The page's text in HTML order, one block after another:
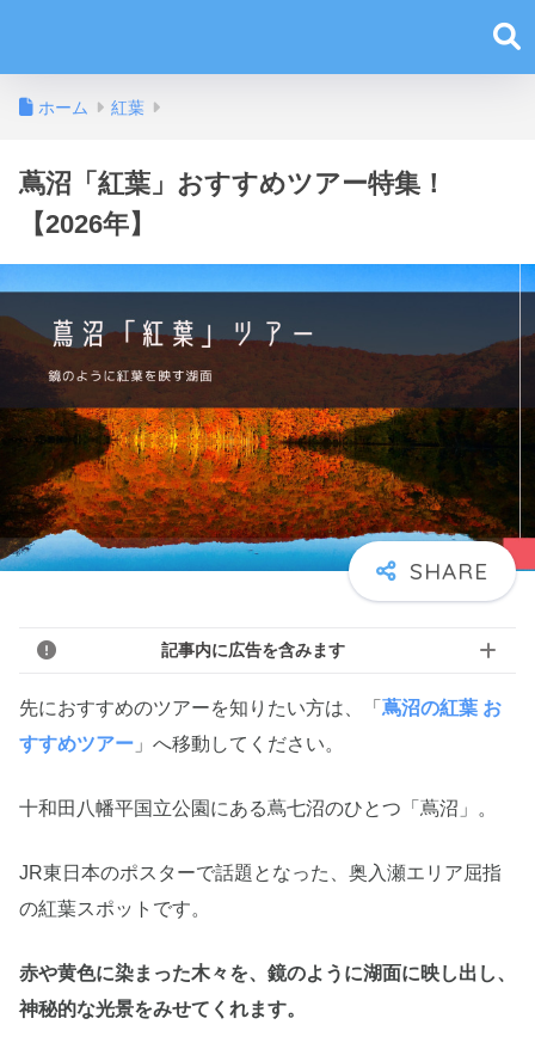
ホーム 紅葉
蔦沼「紅葉」おすすめツアー特集！
【2026年】
記事内に広告を含みます
先におすすめのツアーを知りたい方は、「 蔦沼の紅葉 お
すすめツアー 」へ移動してください。
十和田八幡平国立公園にある蔦七沼のひとつ「蔦沼」。
JR東日本のポスターで話題となった、奥入瀬エリア屈指
の紅葉スポットです。
赤や黄色に染まった木々を、鏡のように湖面に映し出し、
神秘的な光景をみせてくれます。